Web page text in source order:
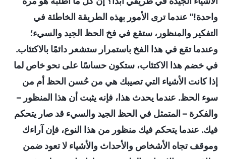
واحدة!" عندما ترى الأمور بهذه الطريقة الخاطئة في
التفكير والمنظور، ستقع في فخ الحظ الجيد والسيء؛
وعندما تقع في هذا الفخ باستمرار ستشعر دائمًا بالاكتئاب.
في خضم هذا الاكتئاب، ستكون حساسًا على نحو خاص لما
إذا كانت الأشياء التي تصيبك هي من حُسن الحظ أم من
سوء الحظ. عندما يحدث هذا، فإنه يثبت أن هذا المنظور –
والفكرة – المتمثل في الحظ الجيد والسيء قد صار يتحكم
فيك. عندما يتحكم فيك منظور من هذا النوع، فإن آراءك
وموقف تجاه الأشخاص والأحداث والأشياء لا تعود ضمن